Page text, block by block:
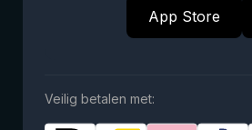
App Store
Veilig betalen met: